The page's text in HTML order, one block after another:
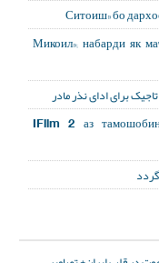
«Микоил»; набарди як
برای ادای نذر مادر
IFilm 2 аз